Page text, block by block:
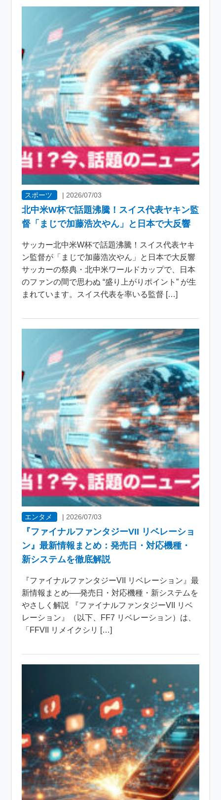
スポーツ | 2026/07/03
北中米W杯で話題沸騰！スイス代表ヤキン監
督「まじで加藤浩次やん」と日本で大反響
サッカー北中米W杯で話題沸騰！スイス代表ヤキ
ン監督が「まじで加藤浩次やん」と日本で大反響
サッカーの祭典・北中米ワールドカップで、日本
のファンの間で思わぬ “盛り上がりポイント” が生
まれています。スイス代表を率いる監督 […]
エンタメ | 2026/07/03
『ファイナルファンタジーVII リベレーショ
ン』最新情報まとめ：発売日・対応機種・
新システムを徹底解説
『ファイナルファンタジーVII リベレーション』最
新情報まとめ──発売日・対応機種・新システムを
やさしく解説 『ファイナルファンタジーVII リベ
レーション』（以下、FF7 リベレーション）は、
「FFVII リメイクシリ […]